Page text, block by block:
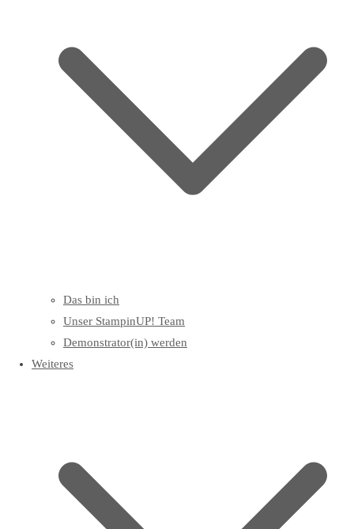
Das bin ich
Unser StampinUP! Team
Demonstrator(in) werden
Weiteres